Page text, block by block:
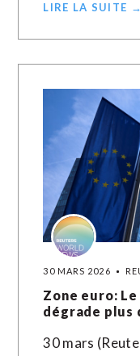
LIRE LA SUITE →
30 MARS 2026
Zone euro:
dégrade plus
30 mars